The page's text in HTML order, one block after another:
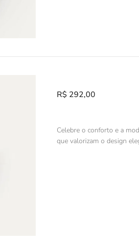
R$ 292,00
Celebre o conforto e a
que valorizam o design